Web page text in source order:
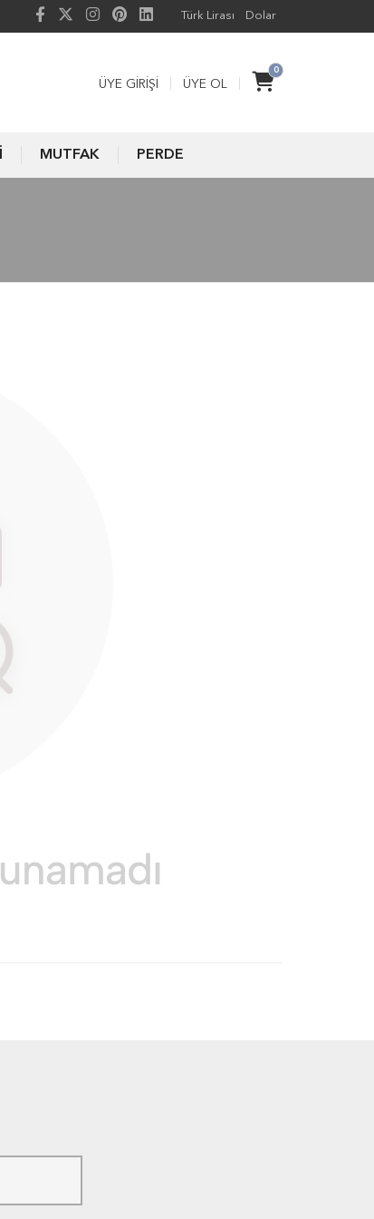
Türk Lirası Dolar
0
ÜYE GIRIŞI ÜYE OL
MUTFAK PERDE